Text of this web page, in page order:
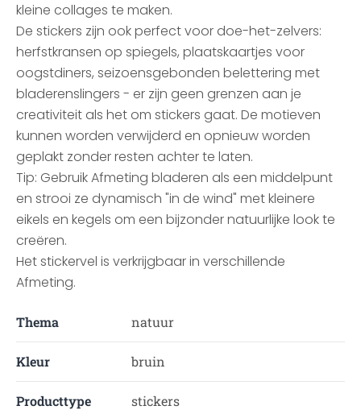
kleine collages te maken.
De stickers zijn ook perfect voor doe-het-zelvers:
herfstkransen op spiegels, plaatskaartjes voor
oogstdiners, seizoensgebonden belettering met
bladerenslingers - er zijn geen grenzen aan je
creativiteit als het om stickers gaat. De motieven
kunnen worden verwijderd en opnieuw worden
geplakt zonder resten achter te laten.
Tip: Gebruik Afmeting bladeren als een middelpunt
en strooi ze dynamisch "in de wind" met kleinere
eikels en kegels om een bijzonder natuurlijke look te
creëren.
Het stickervel is verkrijgbaar in verschillende
Afmeting.
Thema natuur
Kleur bruin
Producttype stickers